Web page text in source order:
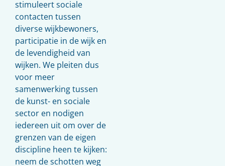
stimuleert sociale
contacten tussen
diverse wijkbewoners,
participatie in de wijk en
de levendigheid van
wijken. We pleiten dus
voor meer
samenwerking tussen
de kunst- en sociale
sector en nodigen
iedereen uit om over de
grenzen van de eigen
discipline heen te kijken:
neem de schotten weg